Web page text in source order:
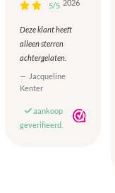
5/5 2026
Deze klant heeft
alleen sterren
achtergelaten.
Jacqueline
Kenter
aankoop
geverifieerd.